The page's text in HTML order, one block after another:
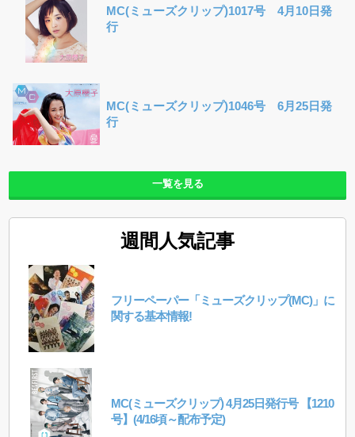
MC(ミューズクリップ)1017号 4月10日発
行
MC(ミューズクリップ)1046号 6月25日発
行
一覧を見る
週間人気記事
フリーペーパー「ミューズクリップ(MC)」に
関する基本情報!
MC(ミューズクリップ) 4月25日発行号 【1210
号】(4/16頃～配布予定)